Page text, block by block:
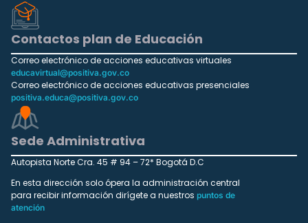
Contactos plan de Educación
Correo electrónico de acciones educativas virtuales
educavirtual@positiva.gov.co
Correo electrónico de acciones educativas presenciales
positiva.educa@positiva.gov.co
Sede Administrativa
Autopista Norte Cra. 45 # 94 – 72* Bogotá D.C
En esta dirección solo ópera la administración central
para recibir información dirígete a nuestros puntos de
atención